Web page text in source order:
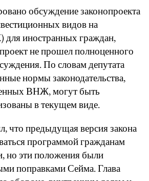
обсуждение законопроекта
видов на
иностранных граждан,
не прошел полноценного
По словам депутата
нормы законодательства,
ВНЖ, могут быть
в текущем виде.
что предыдущая версия закона
программой гражданам
но эти положения были
поправками Сейма. Глава